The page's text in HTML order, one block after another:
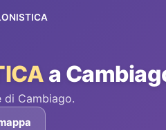
a
di Cambiago.